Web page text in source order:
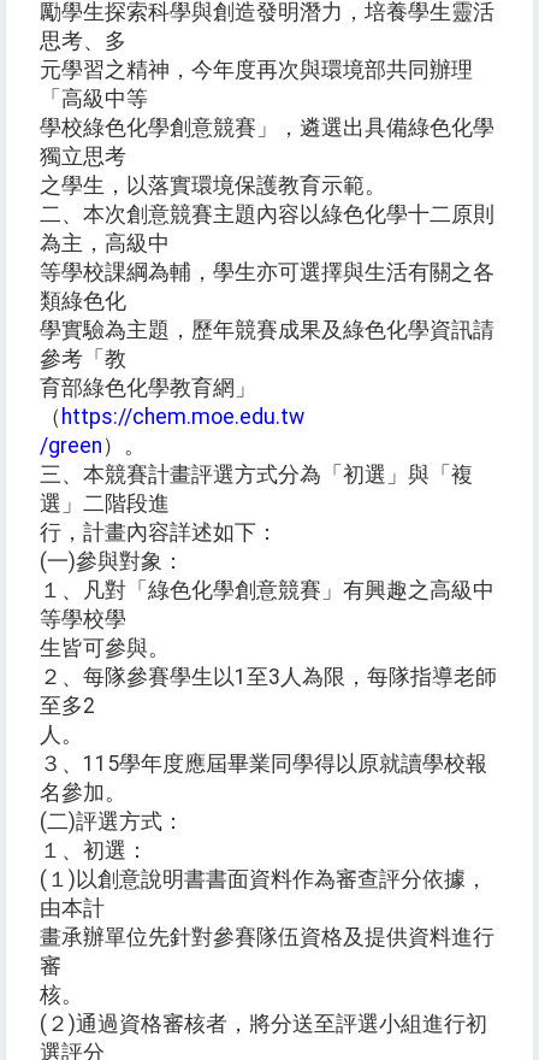
勵學生探索科學與創造發明潛力，培養學生靈活
思考、多
元學習之精神，今年度再次與環境部共同辦理
「高級中等
學校綠色化學創意競賽」，遴選出具備綠色化學
獨立思考
之學生，以落實環境保護教育示範。
二、本次創意競賽主題內容以綠色化學十二原則
為主，高級中
等學校課綱為輔，學生亦可選擇與生活有關之各
類綠色化
學實驗為主題，歷年競賽成果及綠色化學資訊請
參考「教
育部綠色化學教育網」
（ https://chem.moe.edu.tw
/green ）。
三、本競賽計畫評選方式分為「初選」與「複
選」二階段進
行，計畫內容詳述如下：
(一)參與對象：
１、凡對「綠色化學創意競賽」有興趣之高級中
等學校學
生皆可參與。
２、每隊參賽學生以1至3人為限，每隊指導老師
至多2
人。
３、115學年度應屆畢業同學得以原就讀學校報
名參加。
(二)評選方式：
１、初選：
(１)以創意說明書書面資料作為審查評分依據，
由本計
畫承辦單位先針對參賽隊伍資格及提供資料進行
審
核。
(２)通過資格審核者，將分送至評選小組進行初
選評分